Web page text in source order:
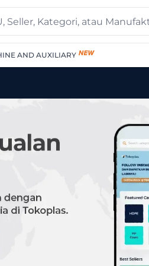
AND AUXILIARY
bags-and-